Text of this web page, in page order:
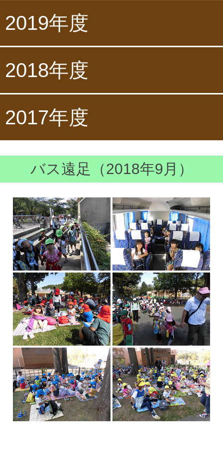
2019年度
2018年度
2017年度
バス遠足（2018年9月）